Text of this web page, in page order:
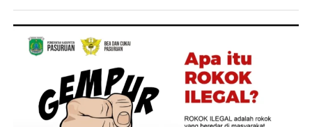
“Keluarga saya juga merasakan langsung manfaat
Program JKN. Saat mengalami keluhan ringan seperti
batuk atau pilek, kami dapat segera memeriksakan diri
dan memperoleh pelayanan kesehatan yang dibutuhkan.
Kehadiran Program JKN membuat kami merasa lebih
tenang karena tidak perlu khawatir terhadap biaya saat
membutuhkan pengobatan,” tuturnya.
membantunya mengurus kebutuhan administrasi
kepesertaan secara praktis tanpa harus datang ke
Kantor BPJS Kesehatan.
“Saya baru tahu kalau banyak layanan administrasi JKN
ternyata bisa diakses lewat Aplikasi Mobile JKN setelah